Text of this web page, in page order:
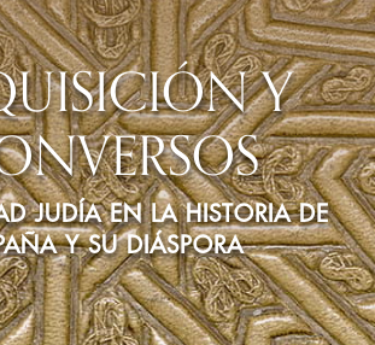
Y
JUDÍA EN LA HISTORIA DE
Y SU DIÁSPORA